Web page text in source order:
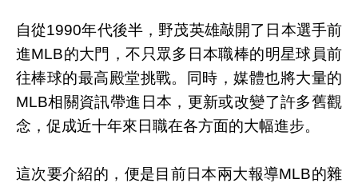
自從1990年代後半，野茂英雄敲開了日本選手前
進MLB的大門，不只眾多日本職棒的明星球員前
往棒球的最高殿堂挑戰。同時，媒體也將大量的
MLB相關資訊帶進日本，更新或改變了許多舊觀
念，促成近十年來日職在各方面的大幅進步。
這次要介紹的，便是目前日本兩大報導MLB的雜